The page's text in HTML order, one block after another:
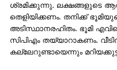
ശ്രമിക്കുന്നു. ലക്ഷങ്ങളുടെ
തെളിയിക്കണം. തനിക്ക്
അടിസ്ഥാനരഹിതം. ഭൂമി
സിപിഎം തയ്യാറാകണം.
കല്ലേറുണ്ടായെന്നും